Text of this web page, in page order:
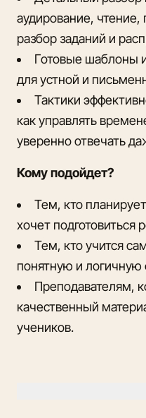
аудирование, чтение,
разбор заданий и
Готовые шаблоны
для устной и
Тактики
как управлять
уверенно отвечать
Кому подойдет?
Тем, кто
хочет подготовиться
Тем, кто учится
понятную и логичную
Преподавателям,
качественный
учеников.